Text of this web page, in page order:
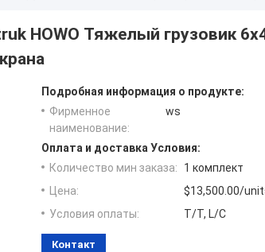
HOWO Тяжелый грузовик
Подробная информация о продукте:
Фирменное
наименование:
ws
Оплата и доставка Условия:
Количество мин заказа:
1 комплект
Цена:
$13,500.00/
Условия оплаты:
T/T, L/C
Контакт